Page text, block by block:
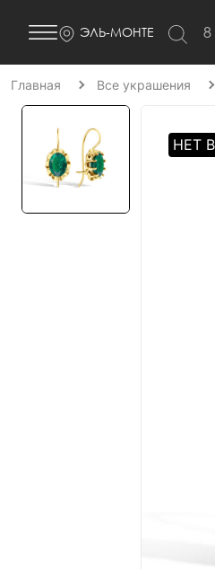
ЭЛЬ-МОНТЕ 8
Главная Все украшения
НЕТ